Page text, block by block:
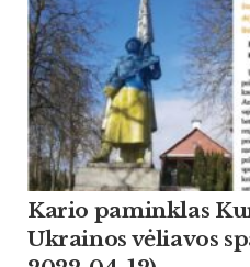
Kario paminklas
Ukrainos vėliavos